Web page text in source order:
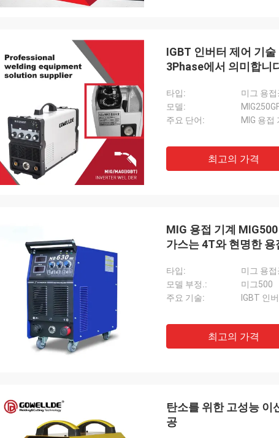
다니엘
나는 당신과의 협력에 기쁩니다, 당신이 우리
서 나는 정말로 당신을 알고 가격이 합리적이
고 경쟁적입니다, 우리는 계속해서 당신의 제
품을 가입할 것입니다.
IGBT 인버터 제어 기
3Phase에서 의미합니
타입:
미그 용접
모델:
주요 단어:
MIG 용접
최고의 가격
MIG 용접 기계
가스는 4T와 현명한
타입:
미그 용접
모델 부정.:
미그500
주요 기술:
IGBT 인
최고의 가격
탄소를 위한 고성능 이
공